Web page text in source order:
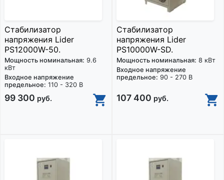
Стабилизатор
напряжения Lider
PS12000W-50.
Мощность номинальная: 9.6
кВт
Входное напряжение
предельное: 110 - 320 В
99 300 руб.
Стабилизатор
напряжения Lider
PS10000W-SD.
Мощность номинальная: 8 кВт
Входное напряжение
предельное: 90 - 270 В
107 400 руб.